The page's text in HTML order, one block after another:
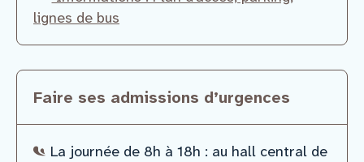
lignes de bus
Faire ses admissions d’urgences
La journée de 8h à 18h : au hall central de